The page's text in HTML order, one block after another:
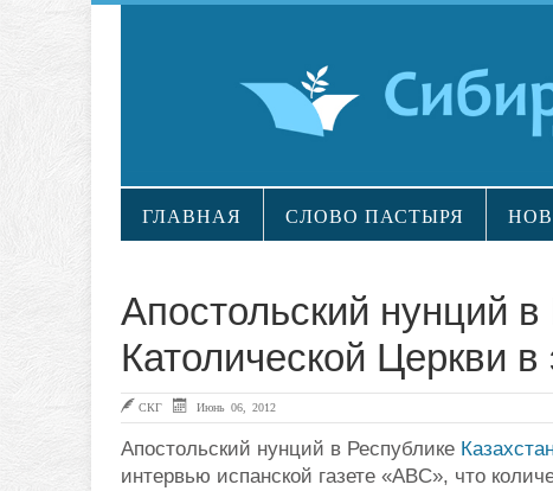
ГЛАВНАЯ СЛОВО ПАСТЫРЯ
Апостольский нунций
Католической Церкви в
СКГ Июнь 06, 2012
Апостольский нунций в Республике
интервью испанской газете «ABC», что